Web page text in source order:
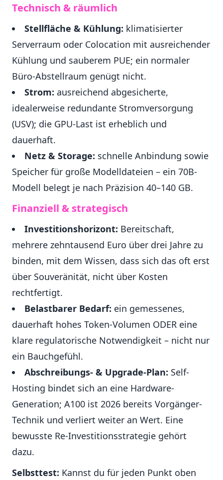
Technisch & räumlich
Stellfläche & Kühlung: klimatisierter
Serverraum oder Colocation mit ausreichender
Kühlung und sauberem PUE; ein normaler
Büro-Abstellraum genügt nicht.
Strom: ausreichend abgesicherte,
idealerweise redundante Stromversorgung
(USV); die GPU-Last ist erheblich und
dauerhaft.
Netz & Storage: schnelle Anbindung sowie
Speicher für große Modelldateien – ein 70B-
Modell belegt je nach Präzision 40–140 GB.
Finanziell & strategisch
Investitionshorizont: Bereitschaft,
mehrere zehntausend Euro über drei Jahre zu
binden, mit dem Wissen, dass sich das oft erst
über Souveränität, nicht über Kosten
rechtfertigt.
Belastbarer Bedarf: ein gemessenes,
dauerhaft hohes Token-Volumen ODER eine
klare regulatorische Notwendigkeit – nicht nur
ein Bauchgefühl.
Abschreibungs- & Upgrade-Plan: Self-
Hosting bindet sich an eine Hardware-
Generation; A100 ist 2026 bereits Vorgänger-
Technik und verliert weiter an Wert. Eine
bewusste Re-Investitionsstrategie gehört
dazu.
Selbsttest: Kannst du für jeden Punkt oben